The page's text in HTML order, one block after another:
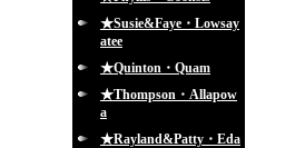
★Susie&Faye・Lowsay
atee
★Quinton・Quam
★Thompson・Allapow
a
★Rayland&Patty・Eda